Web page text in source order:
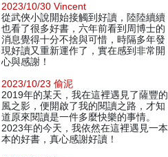
2023/10/30 Vincent
從武俠小說開始接觸到好讀，陸陸續續
也看了很多好書，六年前看到周博士的
消息覺得十分不捨與可惜，時隔多年發
現好讀又重新運作了，實在感到非常開
心與感謝！
2023/10/23 偷泥
2019年的某天，我在這裡遇見了薩豐的
風之影，便開啟了我的閱讀之路，才知
道原來閱讀是一件多麼快樂的事情。
2023年的今天，我依然在這裡遇見一本
本的好書，真心感謝好讀！